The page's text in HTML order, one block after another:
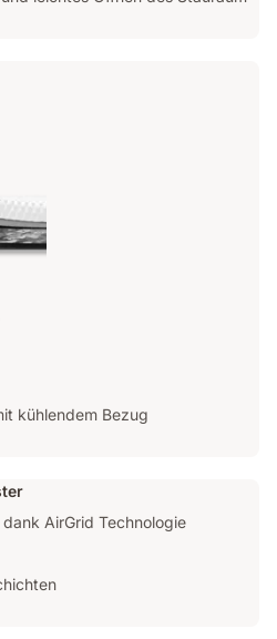
kühlendem Bezug
AirGrid Technologie